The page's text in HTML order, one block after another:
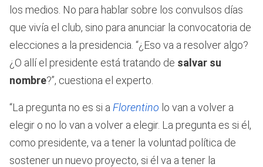
los medios. No para hablar sobre los convulsos días
que vivía el club, sino para anunciar la convocatoria de
elecciones a la presidencia. “¿Eso va a resolver algo?
¿O allí el presidente está tratando de salvar su
nombre?”, cuestiona el experto.
“La pregunta no es si a Florentino lo van a volver a
elegir o no lo van a volver a elegir. La pregunta es si él,
como presidente, va a tener la voluntad política de
sostener un nuevo proyecto, si él va a tener la